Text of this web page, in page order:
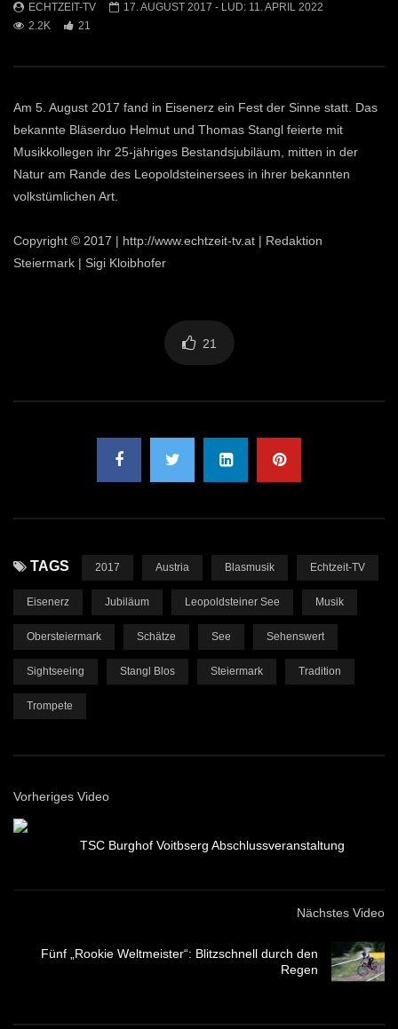
irgendwann (Nena Cover)
ECHTZEIT-TV
Rose
ECHTZEIT-TV 17. AUGUST 2017 - LUD: 11. APRIL 2022
2.2K
21
Am 5. August 2017 fand in Eisenerz ein Fest der Sinne statt. Das
bekannte Bläserduo Helmut und Thomas Stangl feierte mit
Musikkollegen ihr 25-jähriges Bestandsjubiläum, mitten in der
Natur am Rande des Leopoldsteinersees in ihrer bekannten
volkstümlichen Art.
Copyright © 2017 | http://www.echtzeit-tv.at | Redaktion
Steiermark | Sigi Kloibhofer
21
TAGS 2017 Austria Blasmusik Echtzeit-TV
Eisenerz Jubiläum Leopoldsteiner See Musik
Obersteiermark Schätze See Sehenswert
Sightseeing Stangl Blos Steiermark Tradition
Trompete
Vorheriges Video
TSC Burghof Voitbserg Abschlussveranstaltung
Nächstes Video
Fünf „Rookie Weltmeister“: Blitzschnell durch den
Regen